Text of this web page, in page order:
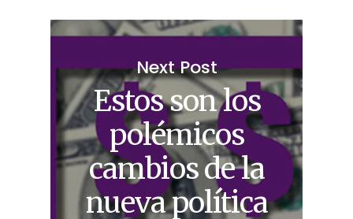
Next Post
Estos son los
polémicos
cambios de la
nueva política